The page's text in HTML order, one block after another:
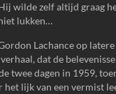
wilde zelf altijd graag
lukken…
Lachance op
dat de
twee dagen in 1959,
het lijk van een vermist